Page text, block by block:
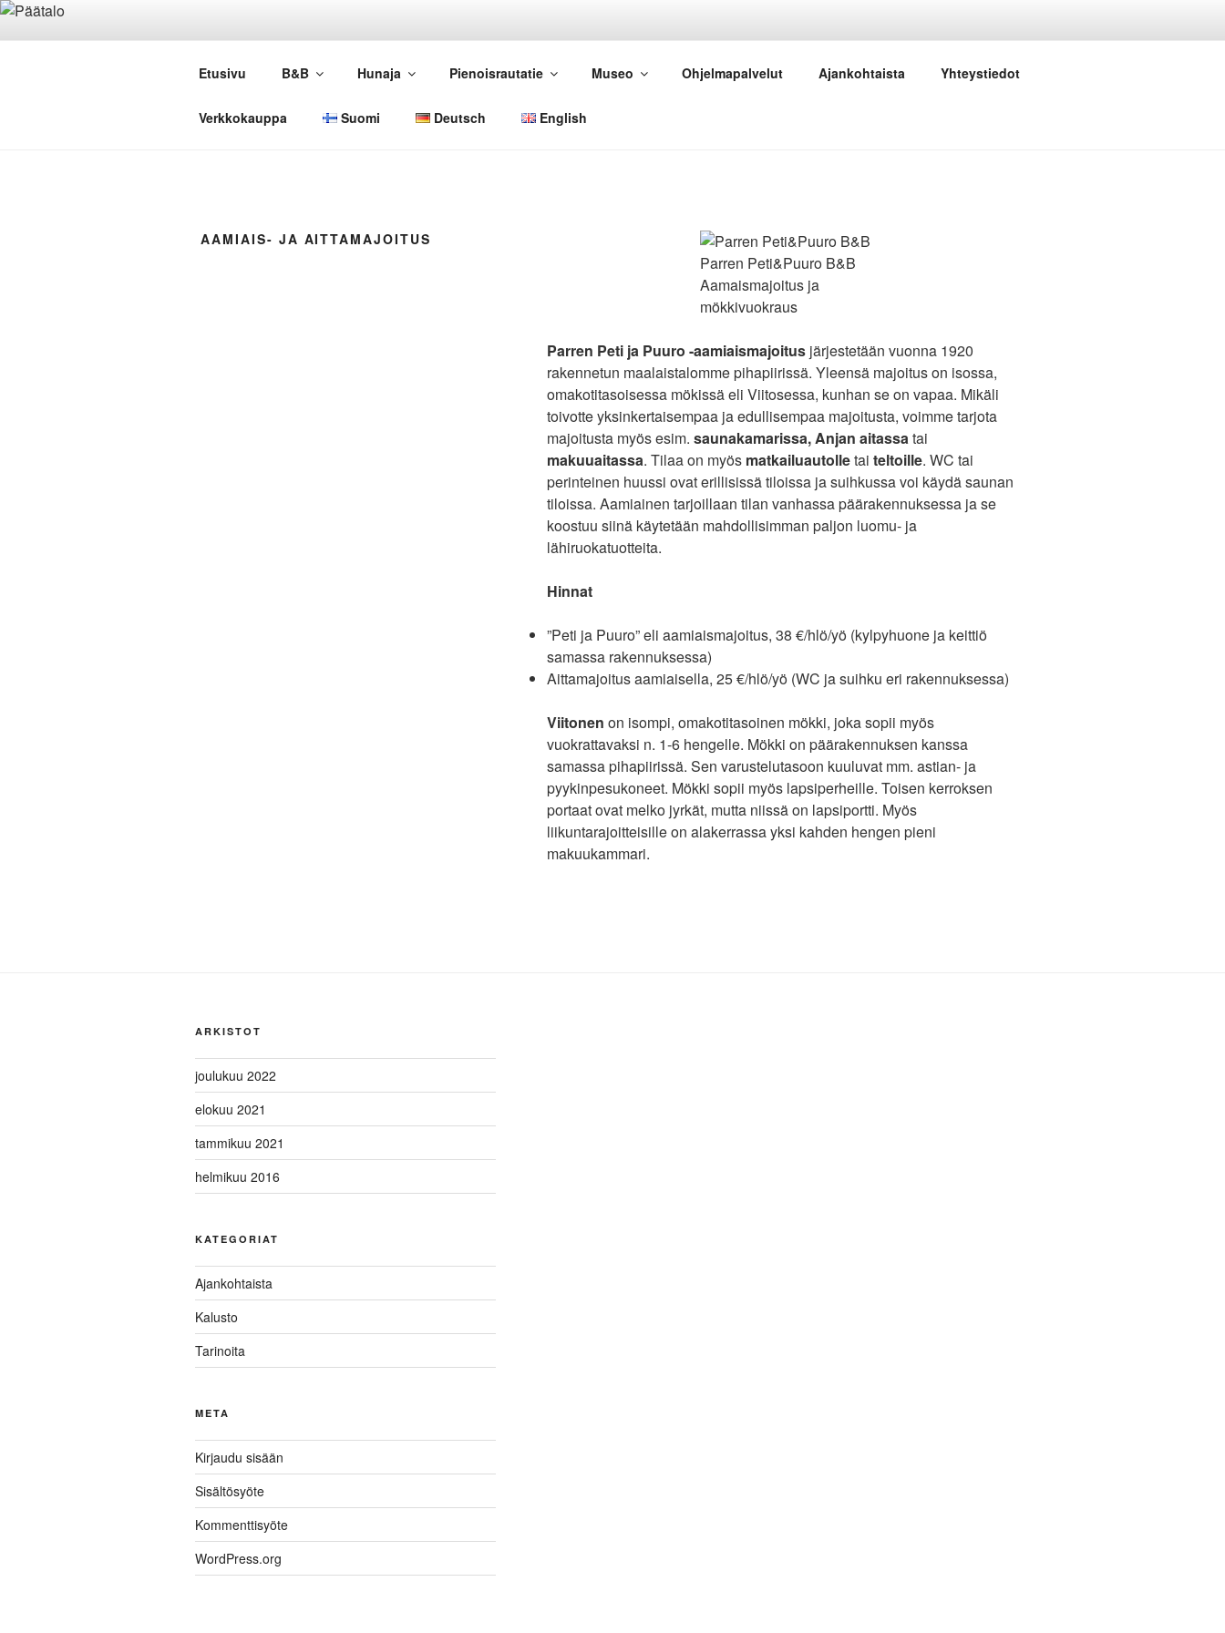
Siirry
LAMMU.FI
Etusivu B&B Hunaja Pienoisrautatie Museo Ohjelmapalvelut Ajankohtaista Yhteystiedot
Verkkokauppa Suomi Deutsch English
AAMIAIS- JA AITTAMAJOITUS
Parren Peti&Puuro B&B
Aamaismajoitus ja
mökkivuokraus
Parren Peti ja Puuro -aamiaismajoitusjärjestetään vuonna 1920
rakennetun maalaistalomme pihapiirissä. Yleensä majoitus on isossa,
omakotitasoisessa mökissä eli Viitosessa, kunhan se on vapaa. Mikäli
toivotte yksinkertaisempaa ja edullisempaa majoitusta, voimme tarjota
majoitusta myös esim. saunakamarissa, Anjan aitassatai
makuuaitassa. Tilaa on myös matkailuautolletai teltoille. WC tai
perinteinen huussi ovat erillisissä tiloissa ja suihkussa voi käydä saunan
tiloissa. Aamiainen tarjoillaan tilan vanhassa päärakennuksessa ja se
koostuu siinä käytetään mahdollisimman paljon luomu- ja
lähiruokatuotteita.
Hinnat
”Peti ja Puuro” eli aamiaismajoitus, 38 €/hlö/yö (kylpyhuone ja keittiö
samassa rakennuksessa)
Aittamajoitus aamiaisella, 25 €/hlö/yö (WC ja suihku eri rakennuksessa)
Viitonen on isompi, omakotitasoinen mökki, joka sopii myös
vuokrattavaksi n. 1-6 hengelle. Mökki on päärakennuksen kanssa
samassa pihapiirissä. Sen varustelutasoon kuuluvat mm. astian- ja
pyykinpesukoneet. Mökki sopii myös lapsiperheille. Toisen kerroksen
portaat ovat melko jyrkät, mutta niissä on lapsiportti. Myös
liikuntarajoitteisille on alakerrassa yksi kahden hengen pieni
makuukammari.
ARKISTOT
joulukuu 2022
elokuu 2021
tammikuu 2021
helmikuu 2016
KATEGORIAT
Ajankohtaista
Kalusto
Tarinoita
META
Kirjaudu sisään
Sisältösyöte
Kommenttisyöte
WordPress.org